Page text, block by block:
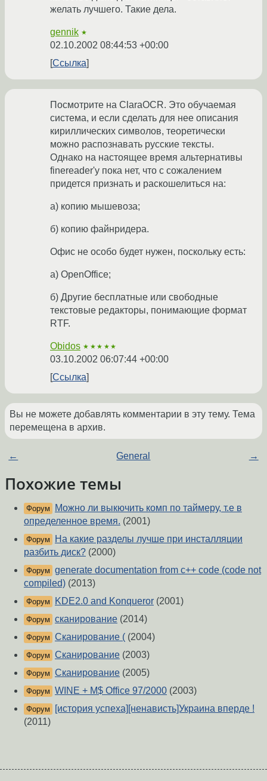
желать лучшего. Такие дела.
gennik ★
02.10.2002 08:44:53 +00:00
Ссылка
Посмотрите на ClaraOCR. Это обучаемая
система, и если сделать для нее описания
кириллических символов, теоретически
можно распознавать русские тексты.
Однако на настоящее время альтернативы
finereader'у пока нет, что с сожалением
придется признать и раскошелиться на:
а) копию мышевоза;
б) копию файнридера.
Офис не особо будет нужен, поскольку есть:
а) OpenOffice;
б) Другие бесплатные или свободные
текстовые редакторы, понимающие формат
RTF.
Obidos ★★★★★
03.10.2002 06:07:44 +00:00
Ссылка
Вы не можете добавлять комментарии в эту тему. Тема
перемещена в архив.
← General →
Похожие темы
Форум
Можно ли выкючить комп по таймеру, т.е в
определенное время. (2001)
Форум
На какие разделы лучше при инсталляции
разбить диск? (2000)
Форум generate documentation from c++ code (code not
compiled) (2013)
Форум KDE2.0 and Konqueror (2001)
Форум сканирование (2014)
Форум Сканирование ( (2004)
Форум Сканирование (2003)
Форум Сканирование (2005)
Форум WINE + M$ Office 97/2000 (2003)
Форум
[история успеха][ненависть]Украина вперде !
(2011)